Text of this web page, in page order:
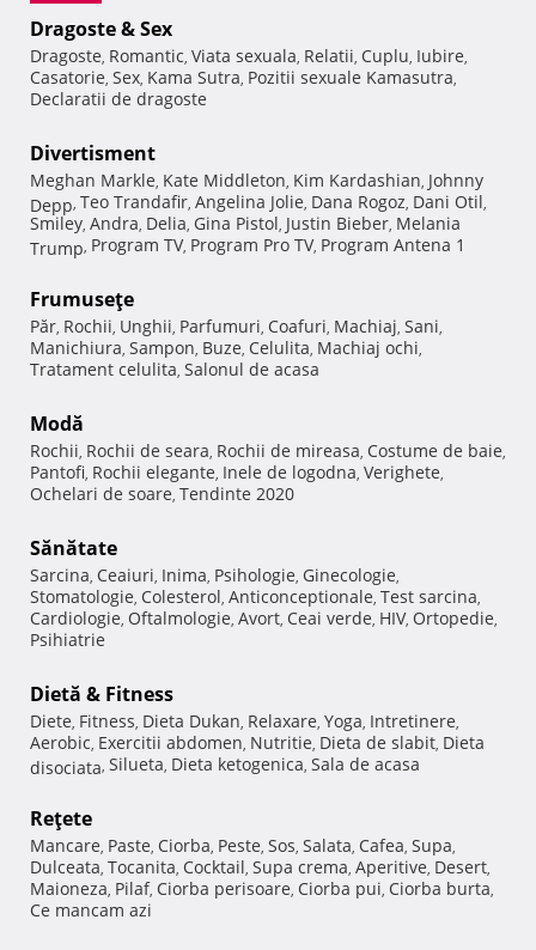
Dragoste & Sex
Dragoste, Romantic, Viata sexuala, Relatii, Cuplu, Iubire,
Casatorie, Sex, Kama Sutra, Pozitii sexuale Kamasutra,
Declaratii de dragoste
Divertisment
Meghan Markle, Kate Middleton, Kim Kardashian, Johnny
Depp, Teo Trandafir, Angelina Jolie, Dana Rogoz, Dani Otil,
Smiley, Andra, Delia, Gina Pistol, Justin Bieber, Melania
Trump, Program TV, Program Pro TV, Program Antena 1
Frumuseţe
Păr, Rochii, Unghii, Parfumuri, Coafuri, Machiaj, Sani,
Manichiura, Sampon, Buze, Celulita, Machiaj ochi,
Tratament celulita, Salonul de acasa
Modă
Rochii, Rochii de seara, Rochii de mireasa, Costume de baie,
Pantofi, Rochii elegante, Inele de logodna, Verighete,
Ochelari de soare, Tendinte 2020
Sănătate
Sarcina, Ceaiuri, Inima, Psihologie, Ginecologie,
Stomatologie, Colesterol, Anticonceptionale, Test sarcina,
Cardiologie, Oftalmologie, Avort, Ceai verde, HIV, Ortopedie,
Psihiatrie
Dietă & Fitness
Diete, Fitness, Dieta Dukan, Relaxare, Yoga, Intretinere,
Aerobic, Exercitii abdomen, Nutritie, Dieta de slabit, Dieta
disociata, Silueta, Dieta ketogenica, Sala de acasa
Reţete
Mancare, Paste, Ciorba, Peste, Sos, Salata, Cafea, Supa,
Dulceata, Tocanita, Cocktail, Supa crema, Aperitive, Desert,
Maioneza, Pilaf, Ciorba perisoare, Ciorba pui, Ciorba burta,
Ce mancam azi